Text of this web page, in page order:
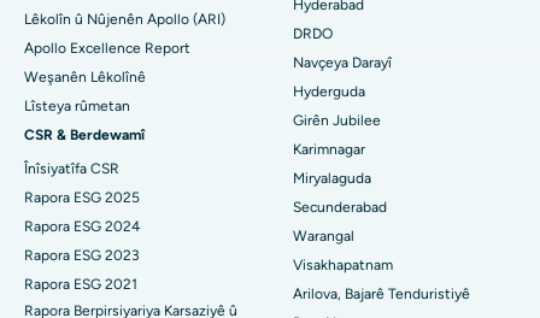
Nexweşxaneya herî baş li DRDO, Hyderabad
Nexweşxaneya herî baş li GS Road, Guwahati
Nexweşxaneya herî baş li Hyderguda, Hyderabad
Nexweşxaneya herî baş li Vijay Nagar, Indore
Nexweşxaneya herî baş li Suryaraopeta Main Road, Kakinada
Nexweşxaneya herî baş li Rêya Circular a Canal, Kolkata
Polypotomy
Stîlasyona Mejî ya Kûr
Diyalîza Peritoneal
Biopsiya gurçikê
Surgery Cytoreductive
Lêkolîn û Nûjenên Apollo (ARI)
Apollo Excellence Report
Weşanên Lêkolînê
Lîsteya rûmetan
CSR & Berdewamî
Înîsiyatîfa CSR
Rapora ESG 2025
Rapora ESG 2024
Rapora ESG 2023
Rapora ESG 2021
Rapora Berpirsiyariya Karsaziyê û
Hyderabad
DRDO
Navçeya Darayî
Hyderguda
Girên Jubilee
Karimnagar
Miryalaguda
Secunderabad
Warangal
Visakhapatnam
Arilova, Bajarê Tenduristiyê